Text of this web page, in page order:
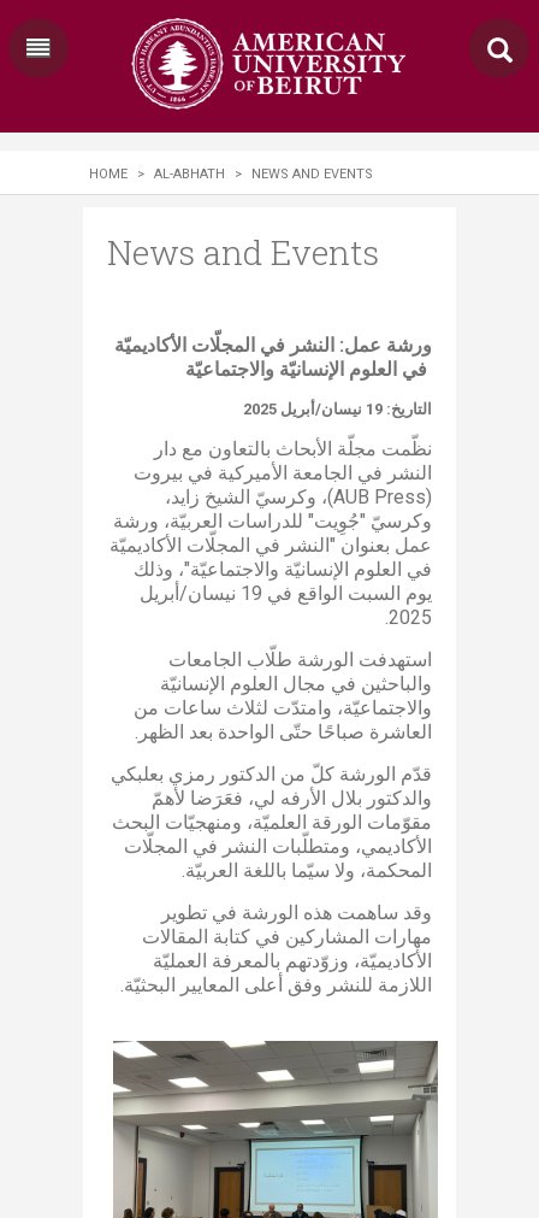
HOME > AL-ABHATH > NEWS AND EVENTS
News and Events
ورشة عمل: النشر في المجلّات الأكاديميّة
نظّمت مجلّة الأبحاث بالتعاون مع دار
النشر في الجامعة الأميركية في بيروت
(AUB Press)، وكرسيّ الشيخ زايد،
وكرسيّ "جُوِيت" للدراسات العربيّة، ورشة
عمل بعنوان "النشر في المجلّات الأكاديميّة
في العلوم الإنسانيّة والاجتماعيّة"، وذلك
يوم السبت الواقع في 19 نيسان/أبريل
2025.
استهدفت الورشة طلّاب الجامعات
والباحثين في مجال العلوم الإنسانيّة
والاجتماعيّة، وامتدّت لثلاث ساعات من
العاشرة صباحًا حتّى الواحدة بعد الظهر.
قدّم الورشة كلّ من الدكتور رمزي بعلبكي
والدكتور بلال الأرفه لي، فعَرَضا لأهمّ
مقوّمات الورقة العلميّة، ومنهجيّات البحث
الأكاديمي، ومتطلّبات النشر في المجلّات
المحكمة، ولا سيّما باللغة العربيّة.​
وقد ساهمت هذه الورشة في تطوير
مهارات المشاركين في كتابة المقالات
الأكاديميّة، وزوّدتهم بالمعرفة العمليّة
اللازمة للنشر وفق أعلى المعايير البحثيّة.